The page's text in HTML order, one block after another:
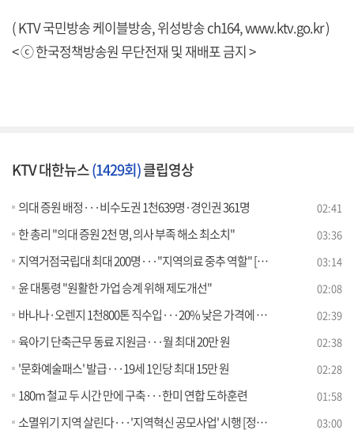
( KTV 국민방송 케이블방송, 위성방송 ch164,www.ktv.go.kr)
< ⓒ 한국정책방송원 무단전재 및 재배포 금지 >
KTV 대한뉴스(1429회)클립영상
의대 증원 배정···비수도권 1천639명·경인권 361명 02:41
한 총리 "의대 증원 2천 명, 의사 부족 해소 최소치" 03:36
지역거점국립대 최대 200명···"지역의료 중추 역할" [뉴스의 맥] 03:14
윤 대통령 "원활한 가업 승계 위해 제도개선" 02:08
바나나·오렌지 1천800톤 직수입···20% 낮은 가격에 공급 02:39
육아기 단축근무 동료 지원금···월 최대 20만 원 02:38
'문화예술패스' 발급···19세 1인당 최대 15만 원 02:28
180m 철교 두 시간 만에 구축···한미 연합 도하훈련 01:58
소멸위기 지역 살린다···'지역혁신 공모사업' 시행 [정책현장+] 03:00